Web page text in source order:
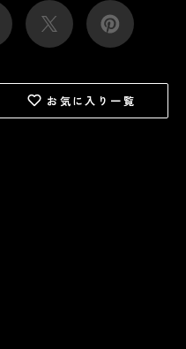
お気に入り一覧